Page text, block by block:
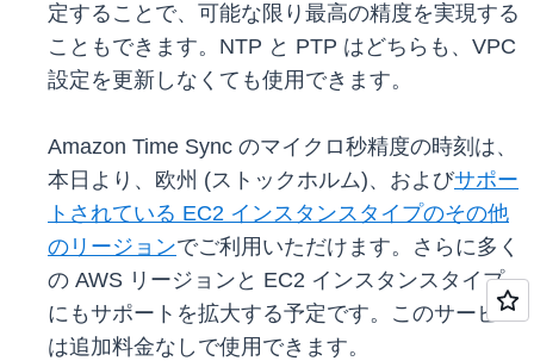
定することで、可能な限り最高の精度を実現する
こともできます。NTP と PTP はどちらも、VPC
設定を更新しなくても使用できます。
Amazon Time Sync のマイクロ秒精度の時刻は、
本日より、欧州 (ストックホルム)、およびサポー
トされている EC2 インスタンスタイプのその他
のリージョンでご利用いただけます。さらに多く
の AWS リージョンと EC2 インスタンスタイプ
にもサポートを拡大する予定です。このサービス
は追加料金なしで使用できます。